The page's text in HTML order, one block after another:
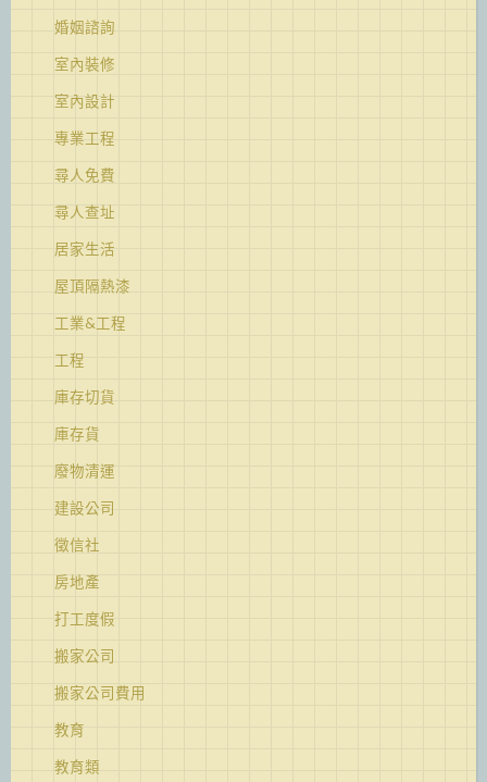
婚姻諮詢
室內裝修
室內設計
專業工程
尋人免費
尋人查址
居家生活
屋頂隔熱漆
工業&工程
工程
庫存切貨
庫存貨
廢物清運
建設公司
徵信社
房地產
打工度假
搬家公司
搬家公司費用
教育
教育類